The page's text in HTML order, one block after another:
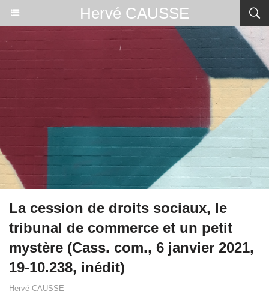
Hervé CAUSSE
La cession de droits sociaux, le
tribunal de commerce et un petit
mystère (Cass. com., 6 janvier 2021,
19-10.238, inédit)
Hervé CAUSSE